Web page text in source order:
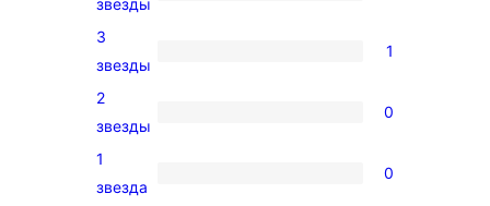
звездный
отзыв
4-
звездный
1
3-
звездный
3
звезды
1
0
2-
звездный
2
звезды
0
0
1
звезда
0